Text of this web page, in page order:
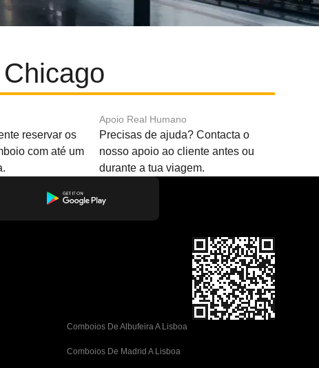
reservar os
com até um
Apoio Real Humano
Precisas de ajuda? Contacta o
nosso apoio ao cliente antes ou
durante a tua viagem.
Comboios De Albufeira A Lisboa
Comboios De Madrid A Lisboa